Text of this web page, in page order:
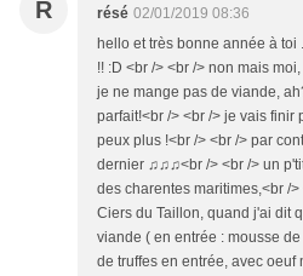
R résé 02/01/2019 08:36
hello et très bonne année à toi
!! :D <br /> <br /> non mais
je ne mange pas de viande,
parfait!<br /> <br /> je vais finir
peux plus !<br /> <br /> par
dernier ♫♫♫<br /> <br /> un
des charentes maritimes,<br /
Ciers du Taillon, quand j'ai dit
viande ( en entrée : mousse
de truffes en entrée, avec